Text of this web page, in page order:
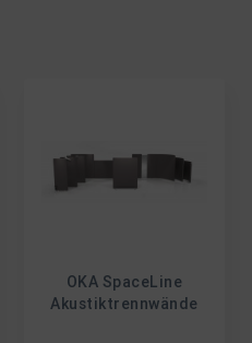
OKA SpaceLine
Akustiktrennwände